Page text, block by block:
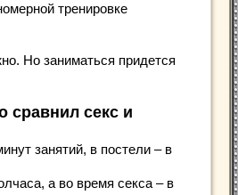
тренировке
Но заниматься придется
сравнил секс и
занятий, в постели – в
а во время секса – в